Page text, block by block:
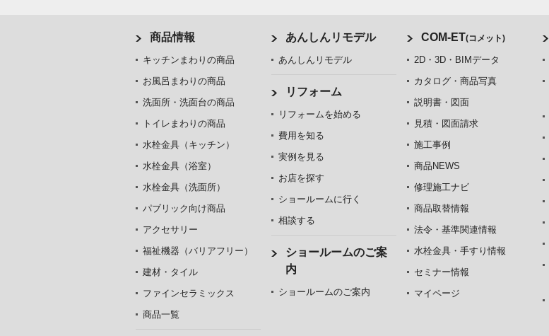
商品情報
キッチンまわりの商品
お風呂まわりの商品
洗面所・洗面台の商品
トイレまわりの商品
水栓金具（キッチン）
水栓金具（浴室）
水栓金具（洗面所）
パブリック向け商品
アクセサリー
福祉機器（バリアフリー）
建材・タイル
ファインセラミックス
商品一覧
あんしんリモデル
あんしんリモデル
リフォーム
リフォームを始める
費用を知る
実例を見る
お店を探す
ショールームに行く
相談する
ショールームのご案
内
ショールームのご案内
COM-ET(コメット)
2D・3D・BIMデータ
カタログ・商品写真
説明書・図面
見積・図面請求
施工事例
商品NEWS
修理施工ナビ
商品取替情報
法令・基準関連情報
水栓金具・手すり情報
セミナー情報
マイページ